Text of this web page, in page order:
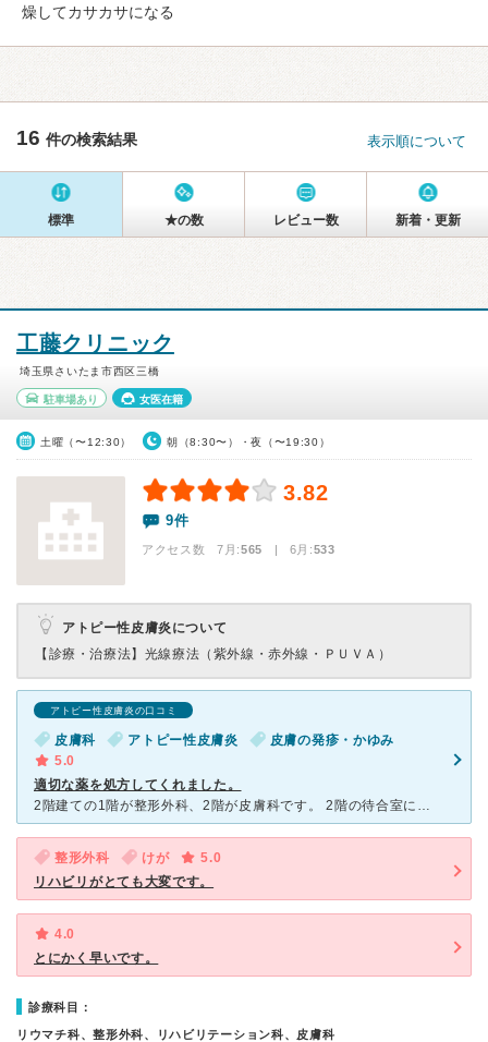
燥してカサカサになる
16 件の検索結果 表示順について
標準 ★の数 レビュー数 新着・更新
工藤クリニック
埼玉県さいたま市西区三橋
駐車場あり 女医在籍
土曜（〜12:30） 朝（8:30〜）・夜（〜19:30）
3.82
9件
アクセス数 7月:565 | 6月:533
アトピー性皮膚炎について
【診療・治療法】 光線療法（紫外線・赤外線・ＰＵＶＡ）
アトピー性皮膚炎の口コミ
皮膚科 アトピー性皮膚炎
皮膚の発疹・かゆみ
5.0
適切な薬を処方してくれました。
2階建ての1階が整形外科、2階が皮膚科です。 2階の待合室には子供の遊び場や本棚、テレビ、ウォーターサーバーが備え付けられており、清潔感のある雰囲気です。 毎週月曜日と金曜日のみの診察ですが、比較
整形外科 けが
5.0
リハビリがとても大変です。
4.0
とにかく早いです。
診療科目：
リウマチ科、整形外科、リハビリテーション科、皮膚科